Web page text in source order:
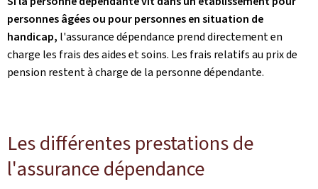
personnes âgées ou pour personnes en situation de
handicap, l'assurance dépendance prend directement en
charge les frais des aides et soins. Les frais relatifs au prix de
pension restent à charge de la personne dépendante.
Les différentes prestations de
l'assurance dépendance